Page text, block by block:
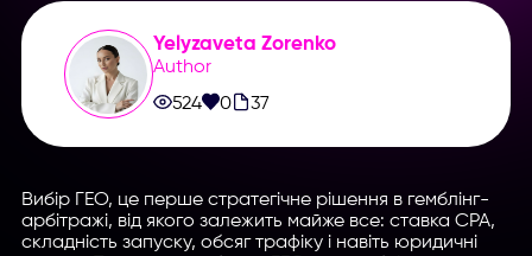
Yelyzaveta Zorenko
Author
524 0 37
Вибір ГЕО, це перше стратегічне рішення в гемблінг-
арбітражі, від якого залежить майже все: ставка CPA,
складність запуску, обсяг трафіку і навіть юридичні